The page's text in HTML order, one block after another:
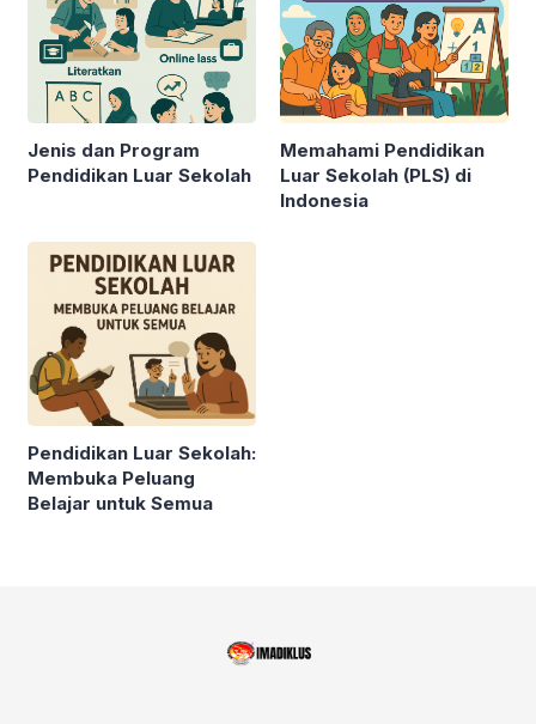
Jenis dan Program
Pendidikan Luar Sekolah
Memahami Pendidikan
Luar Sekolah (PLS) di
Indonesia
Pendidikan Luar Sekolah:
Membuka Peluang
Belajar untuk Semua